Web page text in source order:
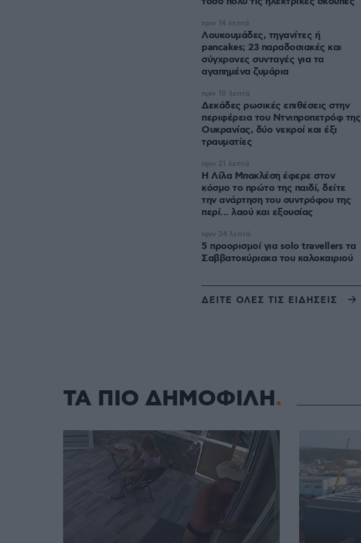
Λουκουμάδες, τηγανίτες ή
pancakes; 23 παραδοσιακές και
σύγχρονες συνταγές για τα
αγαπημένα ζυμάρια
πριν 14 λεπτά
Δεκάδες ρωσικές επιθέσεις στην
περιφέρεια του Ντνιπροπετρόφ της
Ουκρανίας, δύο νεκροί και έξι
τραυματίες
πριν 18 λεπτά
Η Λίλα Μπακλέση έφερε στον
κόσμο το πρώτο της παιδί, δείτε
την ανάρτηση του συντρόφου της
περί... λαού και εξουσίας
πριν 21 λεπτά
5 προορισμοί για solo travellers τα
Σαββατοκύριακα του καλοκαιριού
πριν 24 λεπτά
ΔΕΙΤΕ ΟΛΕΣ ΤΙΣ ΕΙΔΗΣΕΙΣ
ΤΑ ΠΙΟ ΔΗΜΟΦΙΛΗ